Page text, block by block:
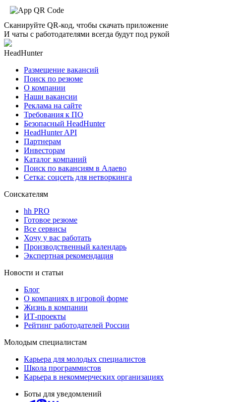
Сканируйте QR-код, чтобы скачать приложение
И чаты с работодателями всегда будут под рукой
HeadHunter
Размещение вакансий
Поиск по резюме
О компании
Наши вакансии
Реклама на сайте
Требования к ПО
Безопасный HeadHunter
HeadHunter API
Партнерам
Инвесторам
Каталог компаний
Поиск по вакансиям в Алаево
Сетка: соцсеть для нетворкинга
Соискателям
hh PRO
Готовое резюме
Все сервисы
Хочу у вас работать
Производственный календарь
Экспертная рекомендация
Новости и статьи
Блог
О компаниях в игровой форме
Жизнь в компании
ИТ-проекты
Рейтинг работодателей России
Молодым специалистам
Карьера для молодых специалистов
Школа программистов
Карьера в некоммерческих организациях
Боты для уведомлений